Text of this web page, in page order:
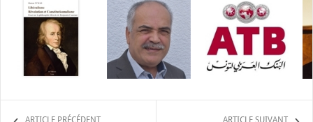
ARTICLE PRÉCÉDENT ARTICLE SUIVANT